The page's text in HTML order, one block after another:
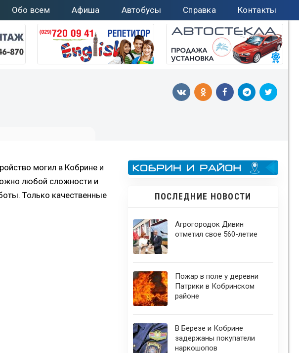
Обо всем Афиша Автобусы Справка Контакты
могил в Кобрине и
любой сложности и
Только качественные
ПОСЛЕДНИЕ НОВОСТИ
Агрогородок Дивин
отметил свое 560-летие
Пожар в поле у деревни
Патрики в Кобринском
районе
В Березе и Кобрине
задержаны покупатели
наркошопов